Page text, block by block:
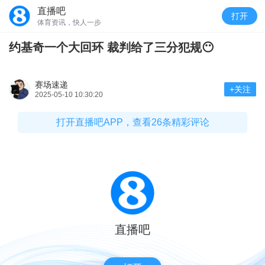
直播吧
体育资讯，快人一步
打开
约基奇一个大回环 裁判给了三分犯规😶
赛场速递
2025-05-10 10:30:20
+关注
打开直播吧APP，查看26条精彩评论
直播吧